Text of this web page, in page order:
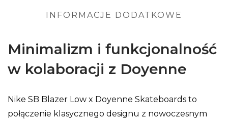
INFORMACJE DODATKOWE
Minimalizm i funkcjonalność
w kolaboracji z Doyenne
Nike SB Blazer Low x Doyenne Skateboards to
połączenie klasycznego designu z nowoczesnym